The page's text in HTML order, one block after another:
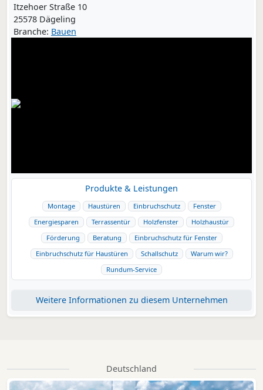
Itzehoer Straße 10
25578 Dägeling
Branche: Bauen
Produkte & Leistungen
Montage Haustüren Einbruchschutz
Fenster
Energiesparen
Terrassentür Holzfenster
Holzhaustür
Förderung
Beratung
Einbruchschutz für Fenster
Einbruchschutz für Haustüren
Schallschutz
Warum wir?
Rundum-Service
Weitere Informationen zu diesem Unternehmen
Deutschland